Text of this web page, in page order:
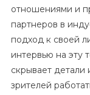
отношениями и
партнеров в
подход к своей
интервью на эту
скрывает детали
зрителей